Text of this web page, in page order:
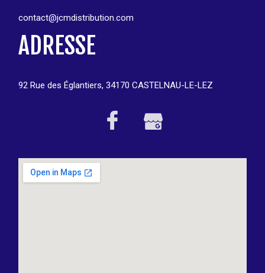
contact@jcmdistribution.com
ADRESSE
92 Rue des Églantiers, 34170 CASTELNAU-LE-LEZ